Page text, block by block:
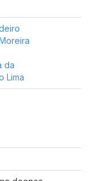
da
Lima